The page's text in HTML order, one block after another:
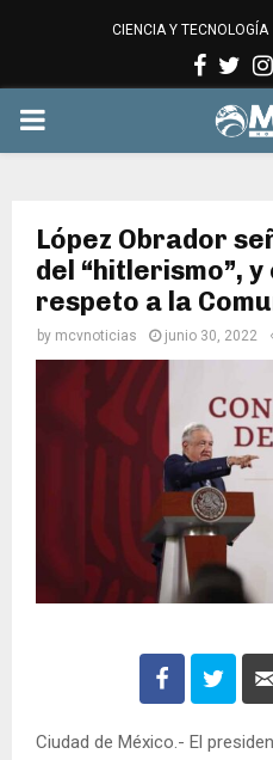
CIENCIA Y TECNOLOGÍA
PRIMARY
López Obrador
del “hitlerismo”,
respeto a la
by mcvnoticias junio 30, 2022
Ciudad de México.- El